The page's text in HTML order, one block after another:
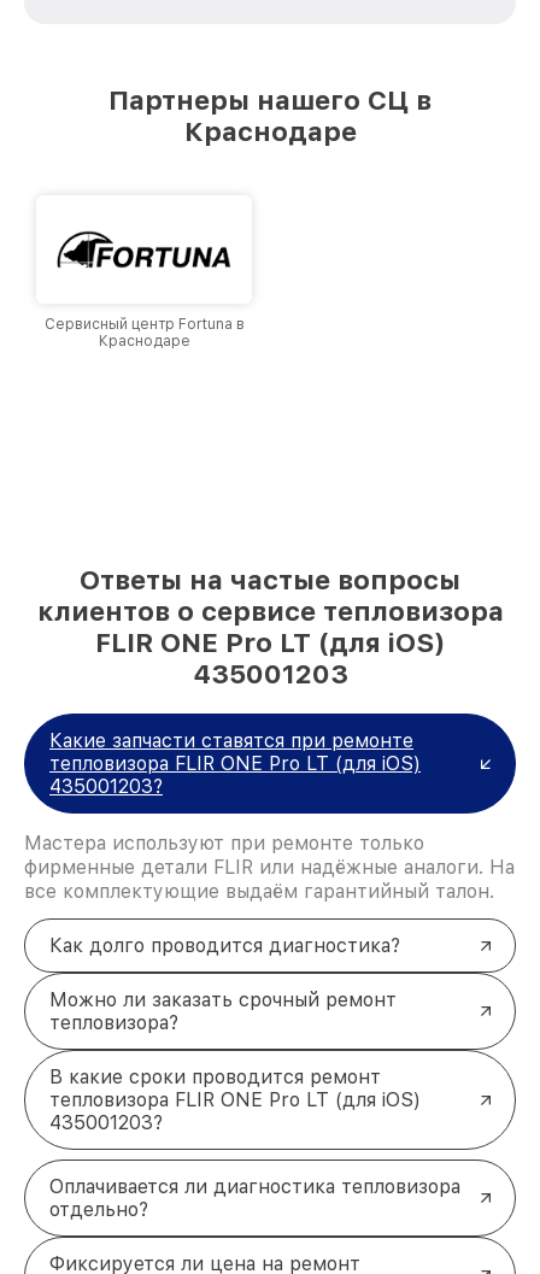
лучшим сервисным центром FLIR в городе
Краснодаре, постоянно повышая уровень
Партнеры нашего СЦ в
Краснодаре
Сервисный центр Fortuna в
Краснодаре
Ответы на частые вопросы
клиентов о сервисе тепловизора
FLIR ONE Pro LT (для iOS)
435001203
Какие запчасти ставятся при ремонте
тепловизора FLIR ONE Pro LT (для iOS)
435001203?
Мастера используют при ремонте только
фирменные детали FLIR или надёжные аналоги. На
все комплектующие выдаём гарантийный талон.
Как долго проводится диагностика?
Можно ли заказать срочный ремонт
тепловизора?
В какие сроки проводится ремонт
тепловизора FLIR ONE Pro LT (для iOS)
435001203?
Оплачивается ли диагностика тепловизора
отдельно?
Фиксируется ли цена на ремонт